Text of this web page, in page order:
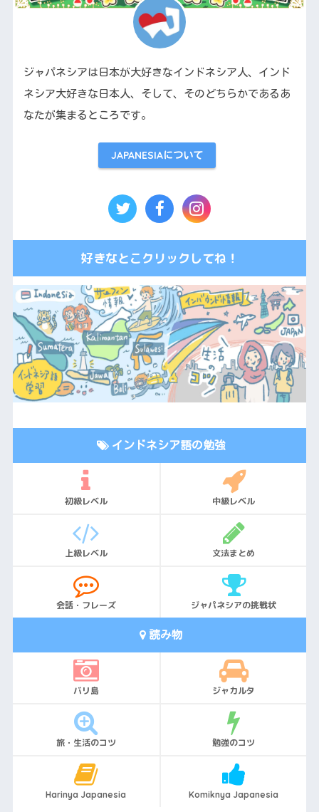
ジャパネシアは日本が大好きなインドネシア人、インド
ネシア大好きな日本人、そして、そのどちらかであるあ
なたが集まるところです。
JAPANESIAについて
好きなとこクリックしてね！
インドネシア語の勉強
初級レベル 中級レベル
上級レベル 文法まとめ
会話・フレーズ ジャパネシアの挑戦状
読み物
バリ島 ジャカルタ
旅・生活のコツ 勉強のコツ
Harinya Japanesia Komiknya Japanesia